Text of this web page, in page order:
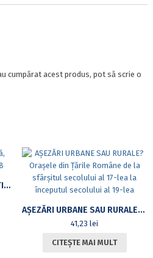
cumpărat acest produs, pot să scrie o
REVISTA DE FILOSOFIE ANALITICĂ, VOL. II, NR. 1, IANUARIE-IUNIE 2008
AȘEZĂRI URBANE SAU RURALE? ORAȘELE DIN ȚĂRILE ROMÂNE DE LA SFÂRȘITUL SECOLULUI AL 17-LEA LA ÎNCEPUTUL SECOLULUI AL 19-LEA
41,23lei
CITEȘTE MAI MULT